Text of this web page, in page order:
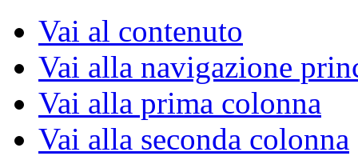
Vai al contenuto
Vai alla navigazione
Vai alla prima colonna
Vai alla seconda colonna